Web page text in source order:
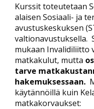
Kurssit toteutetaan
alaisen Sosiaali- ja
avustuskeskuksen
valtionavustuksella.
mukaan Invalidiliitto
matkakulut, mutta
tarve
hakemuksessaan.
käytännöillä kuin
matkakorvaukset: